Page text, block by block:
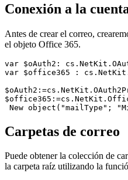
Conexión a la
Antes de crear el correo,
el objeto Office 365.
var $oAuth2:
var $office365 :
New object("mailType";
Carpetas de correo
Puede obtener la colección de
la carpeta raíz utilizando la